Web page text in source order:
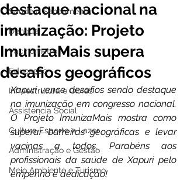
Saúde e Saneamento
Dengue
Vacinômetro
Educação
Infraestrutura e Obras
Assistência Social
Cultura Esporte e Lazer
Administração e Gestão
Meio Ambiente e Turismo
destaque nacional na
imunização: Projeto
ImunizaMais supera
desafios geográficos
Xapuri vence desafios sendo destaque
na imunização em congresso nacional.
O Projeto ImunizaMais mostra como
superar barreiras geográficas e levar
vacinas a todos. Parabéns aos
profissionais da saúde de Xapuri pelo
empenho e dedicação!